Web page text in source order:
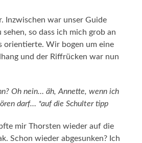
Inzwischen war unser Guide
so dass ich mich grob an
orientierte. Wir bogen um eine
und der Riffrücken war nun
Oh nein… äh, Annette, wenn ich
darf… *auf die Schulter tipp
mir Thorsten wieder auf die
Schon wieder abgesunken? Ich